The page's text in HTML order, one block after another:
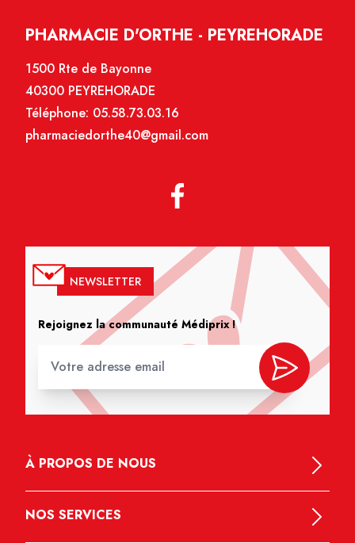
PHARMACIE D'ORTHE - PEYREHORADE
1500 Rte de Bayonne
40300 PEYREHORADE
Téléphone: 05.58.73.03.16
pharmaciedorthe40@gmail.com
NEWSLETTER
Rejoignez la communauté Médiprix !
À PROPOS DE NOUS
NOS SERVICES